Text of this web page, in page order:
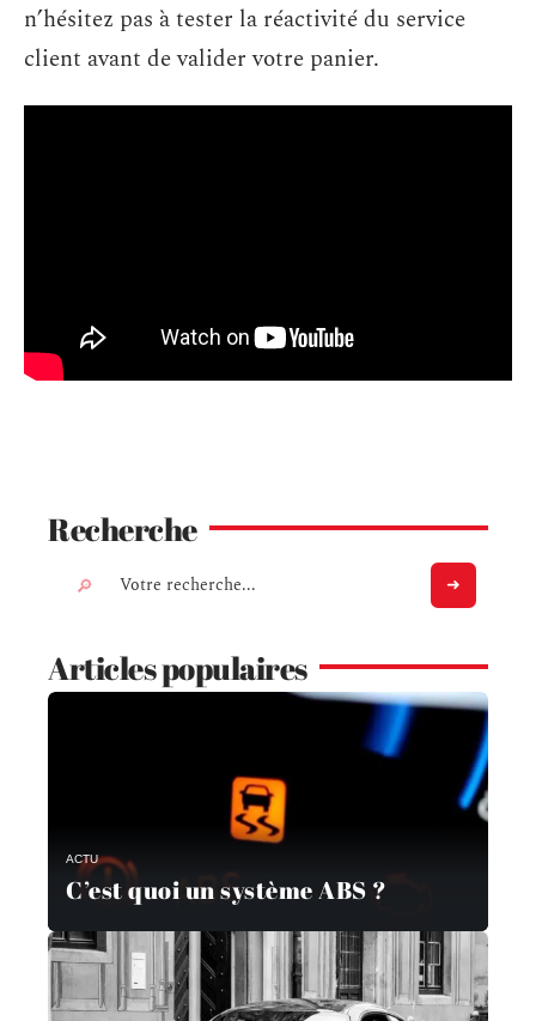
n’hésitez pas à tester la réactivité du service
client avant de valider votre panier.
Recherche
Articles populaires
ACTU
C’est quoi un système ABS ?